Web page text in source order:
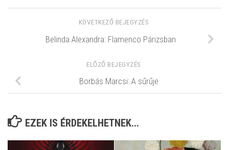
KÖVETKEZŐ BEJEGYZÉS
Belinda Alexandra: Flamenco Párizsban
ELŐZŐ BEJEGYZÉS
Borbás Marcsi: A sűrűje
EZEK IS ÉRDEKELHETNEK...